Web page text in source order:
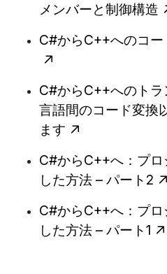
メンバーと制御構造
C#からC++へのコ
C#からC++へのト
言語間のコード変換
ます
C#からC++へ：プ
した方法 – パート2
C#からC++へ：プ
した方法 – パート1